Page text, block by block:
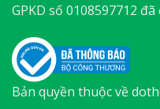
GPKD số 0108597712
Bản quyền thuộc về